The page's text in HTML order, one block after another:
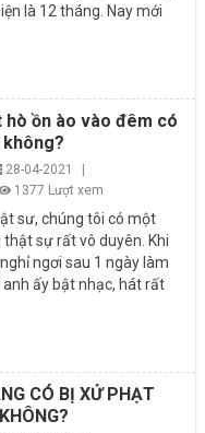
là 12 tháng. Nay mới
hò ồn ào vào đêm có
28-04-2021
|
1377 Lượt xem
sư, chúng tôi có một
sự rất vô duyên. Khi
ngơi sau 1 ngày làm
ấy bật nhạc, hát rất
CÓ BỊ XỬ PHẠT